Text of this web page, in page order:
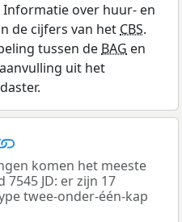
over huur- en
de cijfers van het CBS.
tussen de BAG en
uit het
komen het meeste
JD: er zijn 17
twee-onder-één-kap